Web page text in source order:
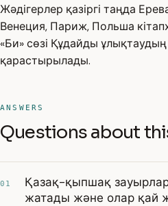
Жәдігерлер қазіргі таңда
Венеция, Париж, Польша
«Би» сөзі Құдайды
қарастырылады.
ANSWERS
Questions about
01
Қазақ-қыпшақ
жатады және олар қай